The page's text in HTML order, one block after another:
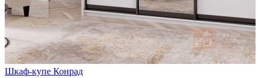
Шкаф-купе Конрад